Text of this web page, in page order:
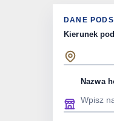
DANE
Kierunek
Nazwa